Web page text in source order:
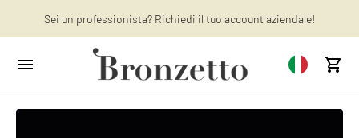
We will be closed from 10th to 21st August
Vuoi saperne di più? Scopri : gli ultimi articoli sul nostro blog!
Sei un professionista? Richiedi il tuo account aziendale!